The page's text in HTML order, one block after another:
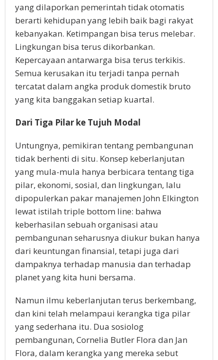
yang dilaporkan pemerintah tidak otomatis
berarti kehidupan yang lebih baik bagi rakyat
kebanyakan. Ketimpangan bisa terus melebar.
Lingkungan bisa terus dikorbankan.
Kepercayaan antarwarga bisa terus terkikis.
Semua kerusakan itu terjadi tanpa pernah
tercatat dalam angka produk domestik bruto
yang kita banggakan setiap kuartal.
Dari Tiga Pilar ke Tujuh Modal
Untungnya, pemikiran tentang pembangunan
tidak berhenti di situ. Konsep keberlanjutan
yang mula-mula hanya berbicara tentang tiga
pilar, ekonomi, sosial, dan lingkungan, lalu
dipopulerkan pakar manajemen John Elkington
lewat istilah triple bottom line: bahwa
keberhasilan sebuah organisasi atau
pembangunan seharusnya diukur bukan hanya
dari keuntungan finansial, tetapi juga dari
dampaknya terhadap manusia dan terhadap
planet yang kita huni bersama.
Namun ilmu keberlanjutan terus berkembang,
dan kini telah melampaui kerangka tiga pilar
yang sederhana itu. Dua sosiolog
pembangunan, Cornelia Butler Flora dan Jan
Flora, dalam kerangka yang mereka sebut